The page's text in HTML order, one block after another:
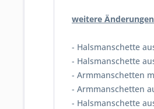
weitere
-
-
-
-
- Halsmanschette